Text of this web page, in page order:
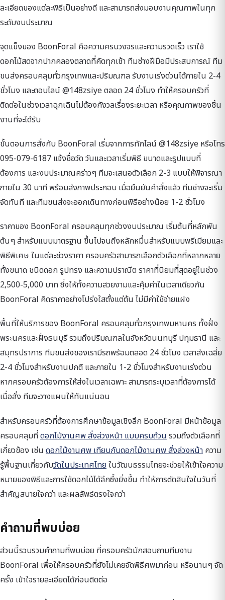
ละเอียดของแต่ละพิธีเป็นอย่างดี และสามารถส่งมอบงานคุณภาพในทุก
ระดับงบประมาณ
จุดแข็งของ BoonForal คือความครบวงจรและความรวดเร็ว เราใช้
ดอกไม้สดจากปากคลองตลาดที่คัดทุกเช้า ทีมช่างฝีมือมีประสบการณ์ ทีม
ขนส่งครอบคลุมทั่วกรุงเทพและปริมณฑล รับงานเร่งด่วนได้ภายใน 2-4
ชั่วโมง และตอบไลน์ @148zsiye ตลอด 24 ชั่วโมง ทำให้ครอบครัวที่
ติดต่อในช่วงเวลาฉุกเฉินไม่ต้องกังวลเรื่องระยะเวลา หรือคุณภาพของชิ้น
งานที่จะได้รับ
ขั้นตอนการสั่งกับ BoonForal เริ่มจากการทักไลน์ @148zsiye หรือโทร
095-079-6187 แจ้งชื่อวัด วันและเวลาเริ่มพิธี ขนาดและรูปแบบที่
ต้องการ และงบประมาณคร่าวๆ ทีมจะเสนอตัวเลือก 2-3 แบบให้พิจารณา
ภายใน 30 นาที พร้อมส่งภาพประกอบ เมื่อยืนยันคำสั่งแล้ว ทีมช่างจะเริ่ม
จัดทันที และทีมขนส่งจะออกเดินทางก่อนพิธีอย่างน้อย 1-2 ชั่วโมง
ราคาของ BoonForal ครอบคลุมทุกช่วงงบประมาณ เริ่มต้นที่หลักพัน
ต้นๆ สำหรับแบบมาตรฐาน ขึ้นไปจนถึงหลักหมื่นสำหรับแบบพรีเมียมและ
พิธีพิเศษ ในแต่ละช่วงราคา ครอบครัวสามารถเลือกตัวเลือกที่หลากหลาย
ทั้งขนาด ชนิดดอก รูปทรง และความปราณีต ราคาที่นิยมที่สุดอยู่ในช่วง
2,500-5,000 บาท ซึ่งให้ทั้งความสวยงามและคุ้มค่าในเวลาเดียวกัน
BoonForal คิดราคาอย่างโปร่งใสตั้งแต่ต้น ไม่มีค่าใช้จ่ายแฝง
พื้นที่ให้บริการของ BoonForal ครอบคลุมทั่วกรุงเทพมหานคร ทั้งฝั่ง
พระนครและฝั่งธนบุรี รวมถึงปริมณฑลในจังหวัดนนทบุรี ปทุมธานี และ
สมุทรปราการ ทีมขนส่งของเรามีรถพร้อมตลอด 24 ชั่วโมง เวลาส่งเฉลี่ย
2-4 ชั่วโมงสำหรับงานปกติ และภายใน 1-2 ชั่วโมงสำหรับงานเร่งด่วน
หากครอบครัวต้องการให้ส่งในเวลาเฉพาะ สามารถระบุเวลาที่ต้องการได้
เมื่อสั่ง ทีมจะวางแผนให้ทันแน่นอน
สำหรับครอบครัวที่ต้องการศึกษาข้อมูลเชิงลึก BoonForal มีหน้าข้อมูล
ครอบคลุมที่ดอกไม้งานศพ สั่งล่วงหน้า แบบครบถ้วน รวมถึงตัวเลือกที่
เกี่ยวข้อง เช่น ดอกไม้งานศพ เทียบกับดอกไม้งานศพ สั่งล่วงหน้า ความ
รู้พื้นฐานเกี่ยวกับวัดในประเทศไทยในวัฒนธรรมไทยจะช่วยให้เข้าใจความ
หมายของพิธีและการใช้ดอกไม้ได้ลึกซึ้งยิ่งขึ้น ทำให้การตัดสินใจในวันที่
สำคัญสบายใจกว่า และผลลัพธ์ตรงใจกว่า
คำถามที่พบบ่อย
ส่วนนี้รวบรวมคำถามที่พบบ่อย ที่ครอบครัวมักสอบถามทีมงาน
BoonForal เพื่อให้ครอบครัวที่ยังไม่เคยจัดพิธีศพมาก่อน หรือนานๆ จัด
ครั้ง เข้าใจรายละเอียดได้ก่อนติดต่อ